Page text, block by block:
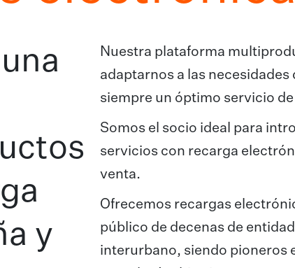
y
Nuestra plataforma
adaptarnos a las
siempre un óptimo servicio
Somos el socio ideal para
servicios con recarga
venta.
Ofrecemos recargas
público de decenas de
interurbano, siendo pioneros